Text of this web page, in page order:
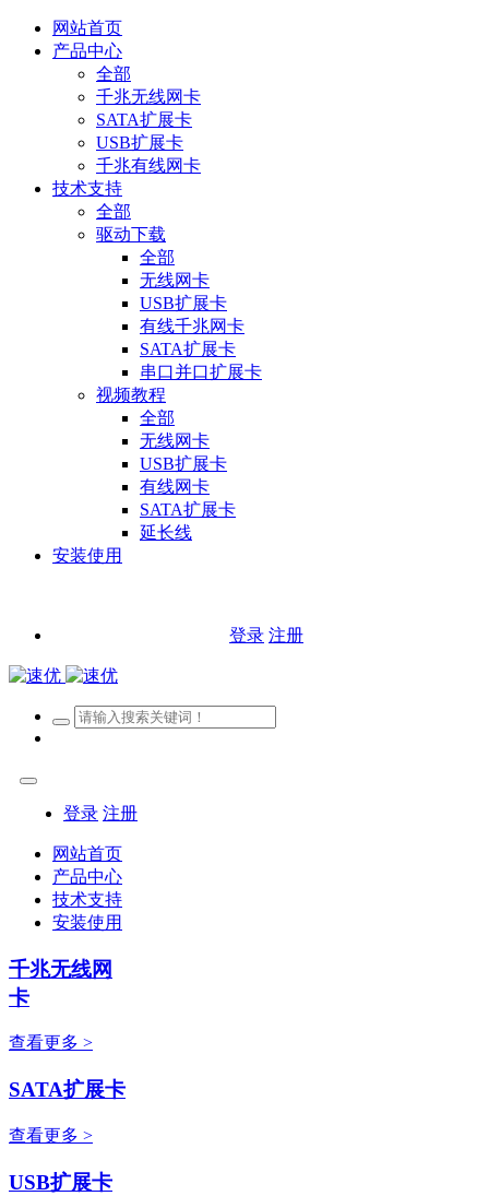
网站首页
产品中心
全部
千兆无线网卡
SATA扩展卡
USB扩展卡
千兆有线网卡
技术支持
全部
驱动下载
全部
无线网卡
USB扩展卡
有线千兆网卡
SATA扩展卡
串口并口扩展卡
视频教程
全部
无线网卡
USB扩展卡
有线网卡
SATA扩展卡
延长线
安装使用
登录 注册
登录 注册
网站首页
产品中心
技术支持
安装使用
千兆无线网
卡
查看更多 >
SATA扩展卡
查看更多 >
USB扩展卡